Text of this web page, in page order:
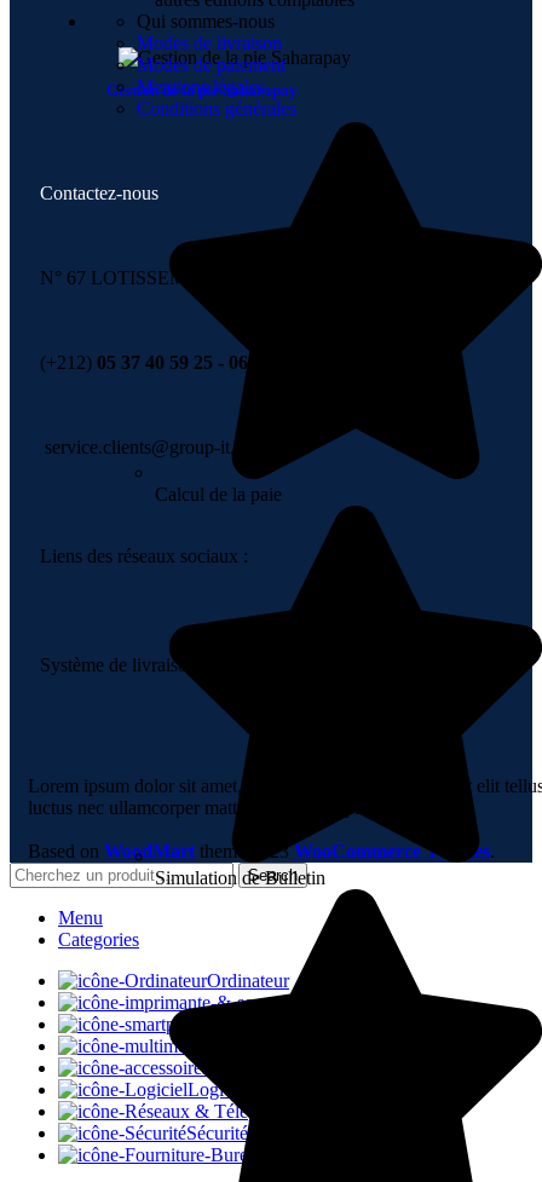
Gestion de la pie Saharapay
Calcul de la paie
Simulation de Bulletin
Qui sommes-nous
Modes de livraison
Modes de paiement
Mentions légales
Conditions générales
Contactez-nous
N° 67 LOTISSEMENT 6 NOVEMBRE , TÉMARA
(+212) 05 37 40 59 25 - 06 67 99 00 36
service.clients@group-it.ma
Liens des réseaux sociaux :
Système de livraison :
Lorem ipsum dolor sit amet, consectetur adipiscing elit. Ut elit
luctus nec ullamcorper mattis, pulvinar dapibus leo.
Based on WoodMart theme 2023WooCommerce Themes.
Search
Menu
Categories
Ordinateur
Logiciels
Sécurité